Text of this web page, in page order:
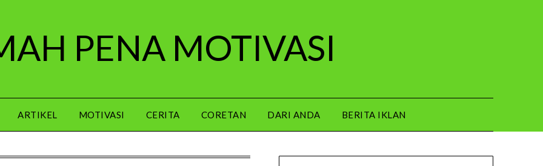
PENA MOTIVASI
ARTIKEL MOTIVASI CERITA CORETAN DARI ANDA BERITA IKLAN